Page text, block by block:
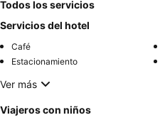
Todos los servicios
Servicios del hotel
Café
Estacionamiento
Ver más
Viajeros con niños